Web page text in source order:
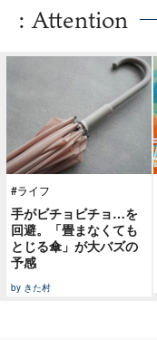
: Attention
#ライフ
手がビチョビチョ…を
回避。「畳まなくても
とじる傘」が大バズの
予感
by きた村